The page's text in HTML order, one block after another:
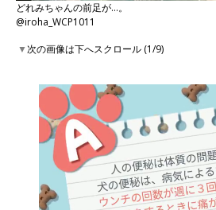
どれみちゃんの前足が…。
@iroha_WCP1011
▼次の画像は下へスクロール (1/9)